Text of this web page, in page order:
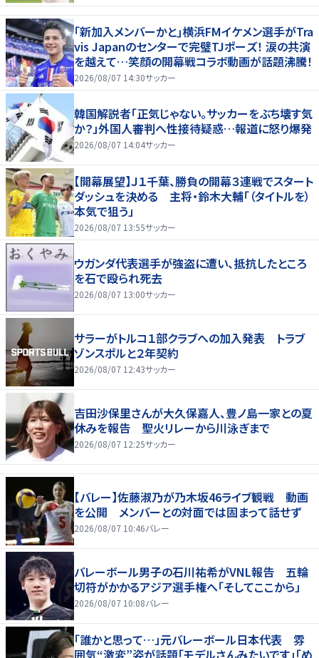
｢新加入メンバーかと｣横浜FMイケメン選手がTra
vis Japanのセンターで完璧TJポーズ！ 涙の共演
を越えて…笑顔の開幕戦コラボ動画が話題沸騰！
2026/08/07 14:30サッカー
韓国解説者「正気じゃない。サッカーをぶち壊す気
か？」外国人審判へ性接待疑惑…報道に怒り爆発
2026/08/07 14:04サッカー
【開幕展望】Ｊ１千葉、勝負の開幕３連戦でスタート
ダッシュを決める 主将・鈴木大輔「（タイトルを）
本気で狙う」
2026/08/07 13:55サッカー
ウガンダ代表選手が強盗に遭い、抵抗したところ
を石で殴られ死去
2026/08/07 13:00サッカー
サラーがトルコ１部クラブへの加入発表 トラブ
ゾンスポルと２年契約
2026/08/07 12:43サッカー
吉田沙保里さんが大久保嘉人、豊ノ島一家との夏
休みを報告 聖火リレーから川泳ぎまで
2026/08/07 12:25サッカー
【バレー】佐藤淑乃が乃木坂46ライブ観戦 動画
を公開 メンバーとの対面では固まって話せず
2026/08/07 10:46バレー
バレーボール男子の石川祐希がVNL報告 五輪
切符がかかるアジア選手権へ「そしてここから」
2026/08/07 10:08バレー
「誰かと思って…」元バレーボール日本代表 雰
囲気“激変”姿が話題「モデルさんみたいです」「め